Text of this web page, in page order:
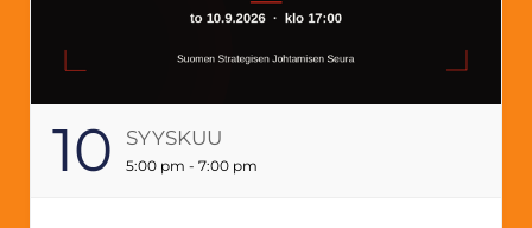
10 SYYSKUU
5:00 pm - 7:00 pm